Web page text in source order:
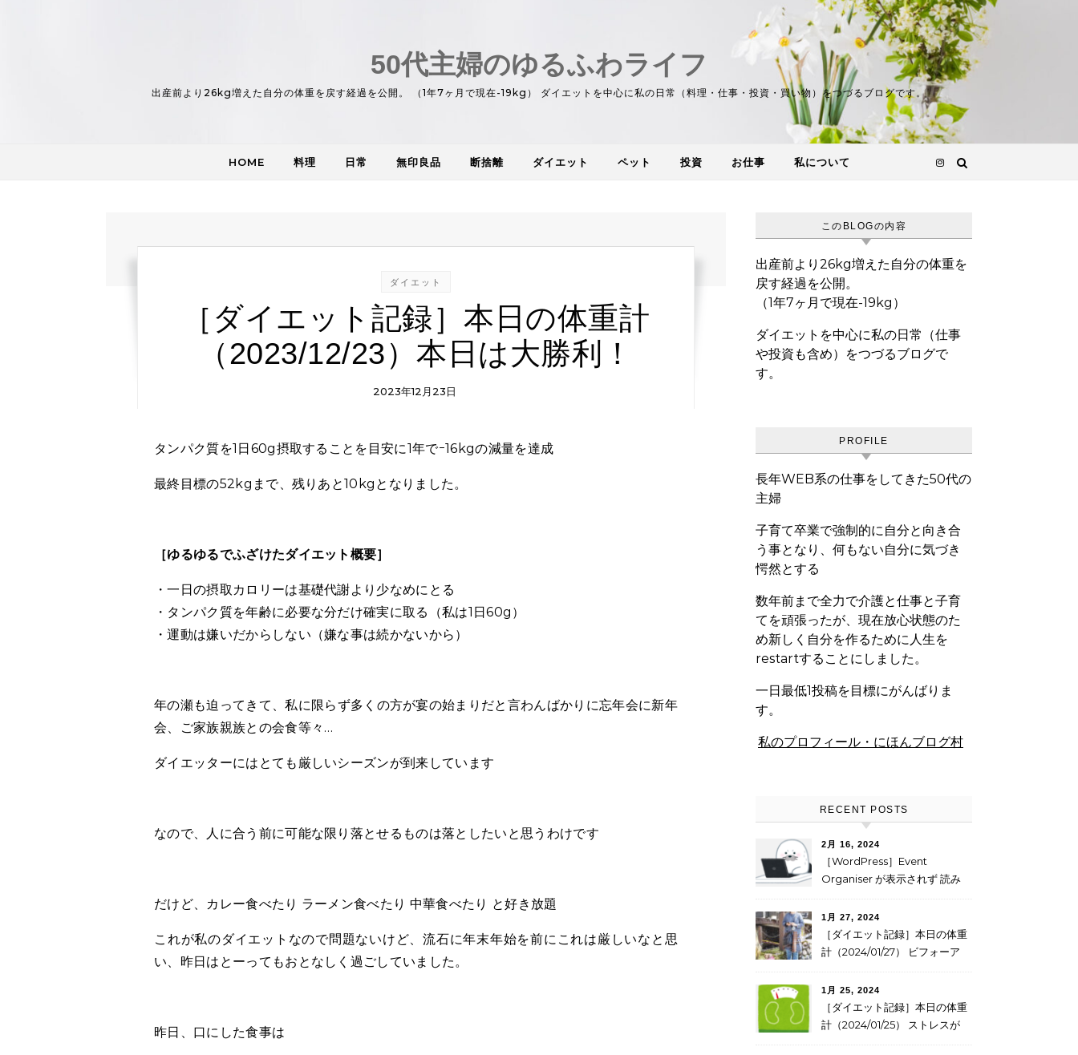
50代主婦のゆるふわライフ
出産前より26kg増えた自分の体重を戻す経過を公開。 （1年7ヶ月で現在-19kg） ダイエットを中心に私の日常（料理・仕事・投資・買い物）をつづるブログです。
HOME 料理 日常 無印良品 断捨離 ダイエット ペット 投資 お仕事 私について
ダイエット
［ダイエット記録］本日の体重計
（2023/12/23）本日は大勝利！
2023年12月23日
タンパク質を1日60g摂取することを目安に1年でｰ16kgの減量を達成
最終目標の52kgまで、残りあと10kgとなりました。
［ゆるゆるでふざけたダイエット概要］
・一日の摂取カロリーは基礎代謝より少なめにとる
・タンパク質を年齢に必要な分だけ確実に取る（私は1日60g）
・運動は嫌いだからしない（嫌な事は続かないから）
年の瀬も迫ってきて、私に限らず多くの方が宴の始まりだと言わんばかりに忘年会に新年
会、ご家族親族との会食等々…
ダイエッターにはとても厳しいシーズンが到来しています
なので、人に合う前に可能な限り落とせるものは落としたいと思うわけです
だけど、カレー食べたり ラーメン食べたり 中華食べたり と好き放題
これが私のダイエットなので問題ないけど、流石に年末年始を前にこれは厳しいなと思
い、昨日はとーってもおとなしく過ごしていました。
昨日、口にした食事は
このBLOGの内容
出産前より26kg増えた自分の体重を
戻す経過を公開。
（1年7ヶ月で現在-19kg）
ダイエットを中心に私の日常（仕事
や投資も含め）をつづるブログで
す。
PROFILE
長年WEB系の仕事をしてきた50代の
主婦
子育て卒業で強制的に自分と向き合
う事となり、何もない自分に気づき
愕然とする
数年前まで全力で介護と仕事と子育
てを頑張ったが、現在放心状態のた
め新しく自分を作るために人生を
restartすることにしました。
一日最低1投稿を目標にがんばりま
す。
私のプロフィール・にほんブログ村
RECENT POSTS
2月 16, 2024
［WordPress］Event
Organiser が表示されず 読み
1月 27, 2024
［ダイエット記録］本日の体重
計（2024/01/27） ビフォーア
1月 25, 2024
［ダイエット記録］本日の体重
計（2024/01/25） ストレスが